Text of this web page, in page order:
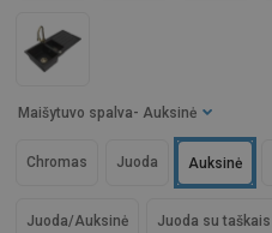
Maišytuvo spalva - Auksinė
Juoda
Chromas Auksinė
Juoda/Auksinė Juoda su taškais